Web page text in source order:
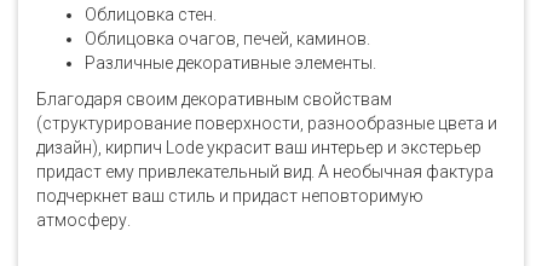
Облицовка стен.
Облицовка очагов, печей, каминов.
Различные декоративные элементы.
Благодаря своим декоративным свойствам
(структурирование поверхности, разнообразные цвета и
дизайн), кирпич Lode украсит ваш интерьер и экстерьер
придаст ему привлекательный вид. А необычная фактура
подчеркнет ваш стиль и придаст неповторимую
атмосферу.